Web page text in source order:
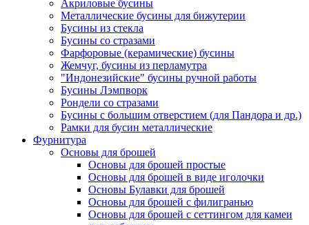
Акриловые бусины
Металлические бусины для бижутерии
Бусины из стекла
Бусины со стразами
Фарфоровые (керамические) бусины
Жемчуг, бусины из перламутра
"Индонезийские" бусины ручной работы
Бусины Лэмпворк
Рондели со стразами
Бусины с большим отверстием (для Пандора и др.)
Рамки для бусин металлические
Фурнитура
Основы для брошей
Основы для брошей простые
Основы для брошей в виде иголочки
Основы Булавки для брошей
Основы для брошей с филигранью
Основы для брошей с сеттингом для камеи